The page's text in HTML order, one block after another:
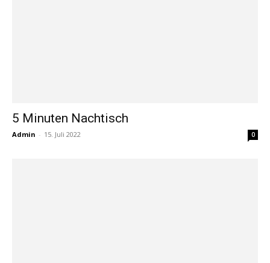
5 Minuten Nachtisch
Admin - 15. Juli 2022 0